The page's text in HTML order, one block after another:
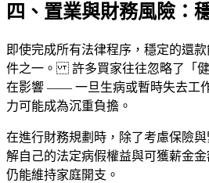
四、置業與財務風險：
即使完成所有法律程序，穩定的還
件之一。 許多買家往往忽略了「
在影響 —— 一旦生病或暫時失去工
力可能成為沉重負擔。
在進行財務規劃時，除了考慮保險
解自己的法定病假權益與可獲薪金
仍能維持家庭開支。